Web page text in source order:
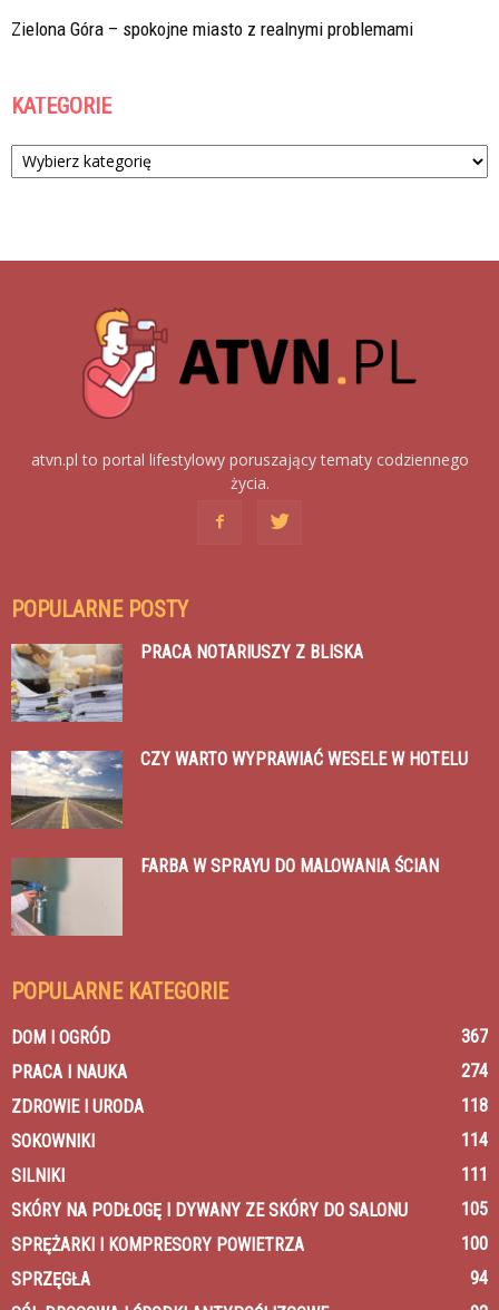
Zielona Góra – spokojne miasto z realnymi problemami
KATEGORIE
Kategorie
atvn.pl to portal lifestylowy poruszający tematy codziennego
życia.
POPULARNE POSTY
PRACA NOTARIUSZY Z BLISKA
CZY WARTO WYPRAWIAĆ WESELE W HOTELU
FARBA W SPRAYU DO MALOWANIA ŚCIAN
POPULARNE KATEGORIE
DOM I OGRÓD
367
PRACA I NAUKA
274
ZDROWIE I URODA
118
SOKOWNIKI
114
SILNIKI
111
SKÓRY NA PODŁOGĘ I DYWANY ZE SKÓRY DO SALONU
105
SPRĘŻARKI I KOMPRESORY POWIETRZA
100
SPRZĘGŁA
94